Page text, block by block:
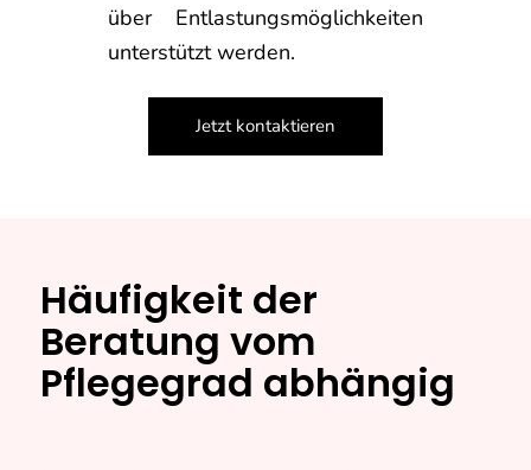
über Entlastungsmöglichkeiten
unterstützt werden.
Jetzt kontaktieren
Häufigkeit der
Beratung vom
Pflegegrad abhängig